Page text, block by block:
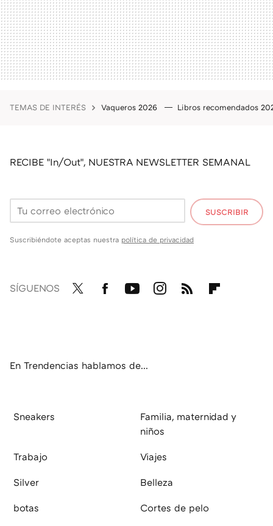
TEMAS DE INTERÉS Vaqueros 2026 Libros recomendados
RECIBE "In/Out", NUESTRA NEWSLETTER SEMANAL
SUSCRIBIR
Suscribiéndote aceptas nuestra política de privacidad
SÍGUENOS
En Trendencias hablamos de...
Sneakers
Familia, maternidad y
niños
Trabajo Viajes
Silver Belleza
botas Cortes de pelo